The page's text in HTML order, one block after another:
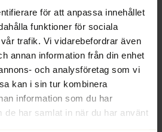
för att anpassa innehållet
funktioner för sociala
trafik. Vi vidarebefordrar även
annan information från din enhet
och analysföretag som vi
kan i sin tur kombinera
information som du har
de har samlat in när du har använt